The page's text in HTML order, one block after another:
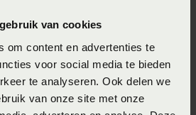
van cookies
om content en advertenties te
voor social media te bieden
te analyseren. Ook delen we
van onze site met onze
modal (Katoen)